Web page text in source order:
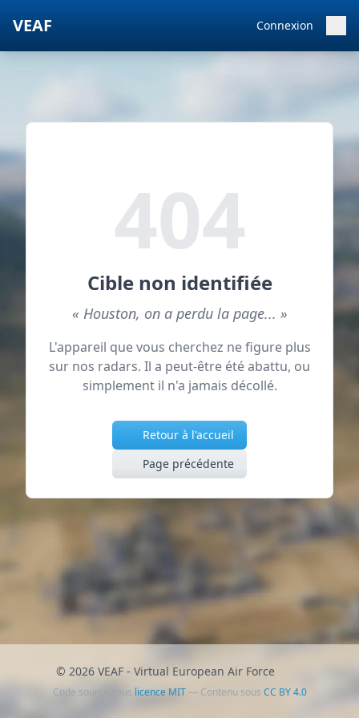
VEAF Connexion
404
Cible non identifiée
« Houston, on a perdu la page... »
L'appareil que vous cherchez ne figure plus
sur nos radars. Il a peut-être été abattu, ou
simplement il n'a jamais décollé.
Retour à l'accueil
Page précédente
© 2026 VEAF - Virtual European Air Force
Code source sous licence MIT— Contenu sous CC BY 4.0